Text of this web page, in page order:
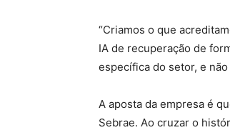
“Criamos o que
IA de recuperação de
específica do setor, e
A aposta da empresa é
Sebrae. Ao cruzar o